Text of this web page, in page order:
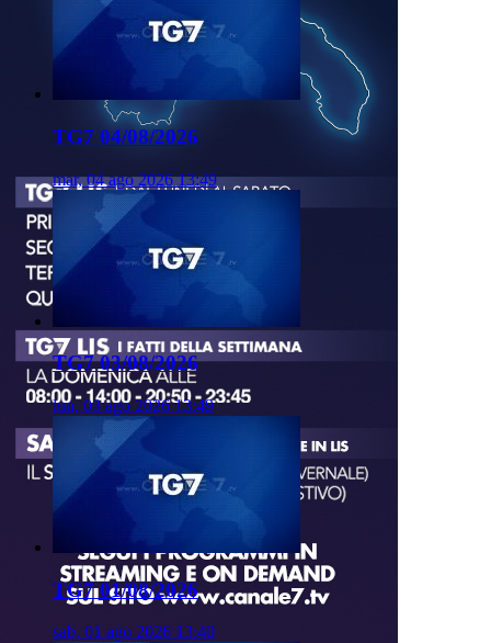
TG7 04/08/2026
mar, 04 ago 2026 13:49
TG7 03/08/2026
lun, 03 ago 2026 13:49
TG7 01/08/2026
sab, 01 ago 2026 13:40